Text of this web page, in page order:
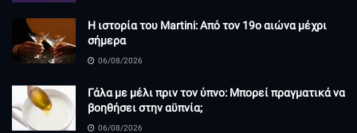
Η ιστορία του Martini: Από τον 19ο αιώνα μέχρι
σήμερα
06/08/2026
Γάλα με μέλι πριν τον ύπνο: Μπορεί πραγματικά να
βοηθήσει στην αϋπνία;
06/08/2026